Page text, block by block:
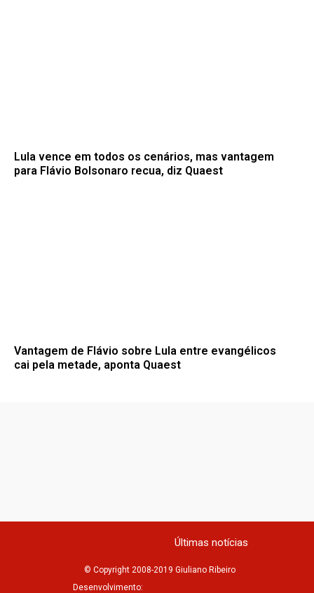
Lula vence em todos os cenários, mas vantagem
para Flávio Bolsonaro recua, diz Quaest
Vantagem de Flávio sobre Lula entre evangélicos
cai pela metade, aponta Quaest
Últimas notícias
© Copyright 2008-2019 Giuliano Ribeiro
Desenvolvimento: